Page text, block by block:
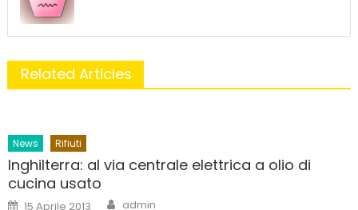
Related Articles
News Rifiuti
Inghilterra: al via centrale elettrica a olio di
cucina usato
Posted
15 Aprile 2013 Author
admin